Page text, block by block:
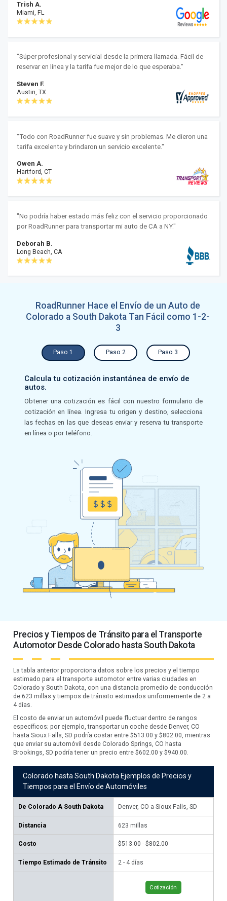
Trish A.
Miami, FL
"Súper profesional y servicial desde la primera llamada. Fácil de
reservar en línea y la tarifa fue mejor de lo que esperaba."
Steven F.
Austin, TX
"Todo con RoadRunner fue suave y sin problemas. Me dieron una
tarifa excelente y brindaron un servicio excelente."
Owen A.
Hartford, CT
"No podría haber estado más feliz con el servicio proporcionado
por RoadRunner para transportar mi auto de CA a NY."
Deborah B.
Long Beach, CA
RoadRunner Hace el Envío de un Auto de
Colorado a South Dakota Tan Fácil como 1-2-
3
Paso 1 Paso 2 Paso 3
Calcula tu cotización instantánea de envío de
autos.
Obtener una cotización es fácil con nuestro formulario de
cotización en línea. Ingresa tu origen y destino, selecciona
las fechas en las que deseas enviar y reserva tu transporte
en línea o por teléfono.
Precios y Tiempos de Tránsito para el Transporte
Automotor Desde Colorado hasta South Dakota
La tabla anterior proporciona datos sobre los precios y el tiempo
estimado para el transporte automotor entre varias ciudades en
Colorado y South Dakota, con una distancia promedio de conducción
de 623 millas y tiempos de tránsito estimados uniformemente de 2 a
4 días.
El costo de enviar un automóvil puede fluctuar dentro de rangos
específicos; por ejemplo, transportar un coche desde Denver, CO
hasta Sioux Falls, SD podría costar entre $513.00 y $802.00, mientras
que enviar su automóvil desde Colorado Springs, CO hasta
Brookings, SD podría tener un precio entre $602.00 y $940.00.
Colorado hasta South Dakota Ejemplos de Precios y
Tiempos para el Envío de Automóviles
De Colorado A South Dakota
Distancia
Costo
Tiempo Estimado de Tránsito
Denver, CO a Sioux Falls, SD
623 millas
$513.00 - $802.00
2 - 4 días
Cotización